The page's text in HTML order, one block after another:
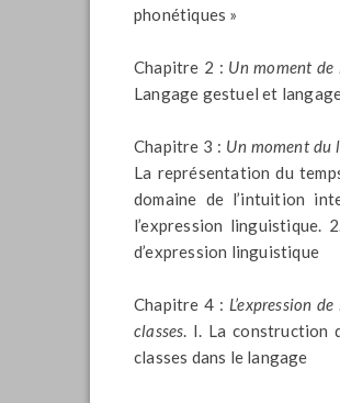
phonétiques »
Chapitre 2 : Un moment de
Langage gestuel et
Chapitre 3 : Un moment du
La représentation du
domaine de l’intuition
l’expression linguistique.
d’expression linguistique
Chapitre 4 : L’expression
classes. I. La construction
classes dans le langage